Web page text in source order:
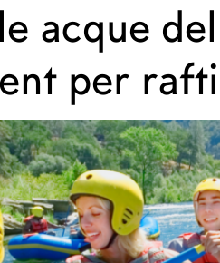
acque
per